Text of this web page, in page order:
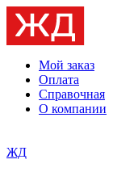
Мой заказ
Оплата
Справочная
О компании
ЖД